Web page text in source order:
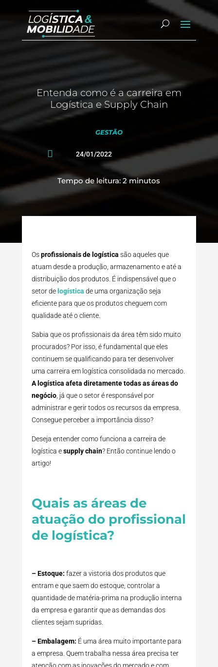
Entenda como é a carreira em
Logística e Supply Chain
GESTÃO
 24/01/2022
Tempo de leitura: 2 minutos
Osprofissionais de logística são aqueles que
atuam desde a produção, armazenamento e até a
distribuição dos produtos. É indispensável que o
setor de logística de uma organização seja
eficiente para que os produtos cheguem com
qualidade até o cliente.
Sabia que os profissionais da área têm sido muito
procurados? Por isso, é fundamental que eles
continuem se qualificando para ter desenvolver
uma carreira em logística consolidada no mercado.
A logística afeta diretamente todas as áreas do
negócio, já que o setor é responsável por
administrar e gerir todos os recursos da empresa.
Consegue perceber a importância disso?
Deseja entender como funciona a carreira de
logística esupply chain? Então continue lendo o
artigo!
Quais as áreas de
atuação do profissional
de logística?
– Estoque: fazer a vistoria dos produtos que
entram e que saem do estoque, controlar a
quantidade de matéria-prima na produção interna
da empresa e garantir que as demandas dos
clientes sejam supridas.
– Embalagem: É uma área muito importante para
a empresa. Quem trabalha nessa área precisa ter